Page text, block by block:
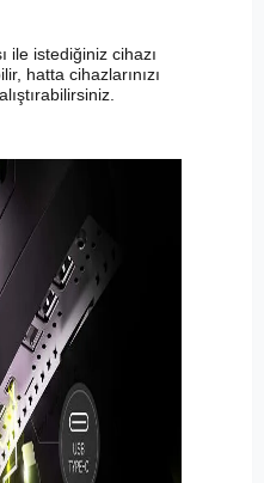
ile istediğiniz cihazı
hatta cihazlarınızı